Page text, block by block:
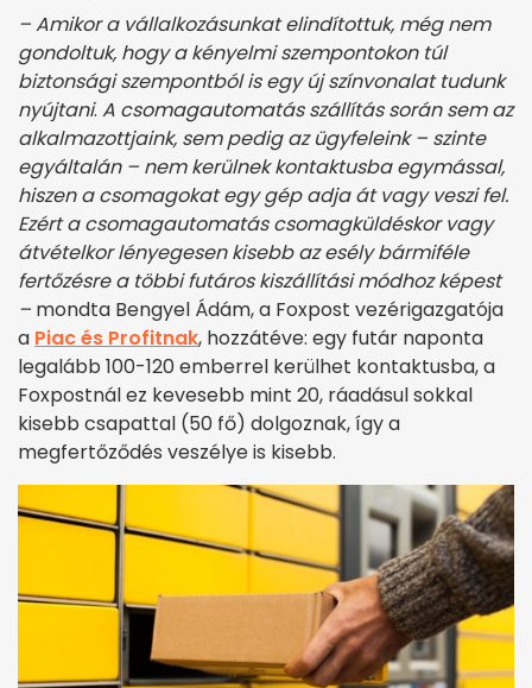
– Amikor a vállalkozásunkat elindítottuk, még nem
gondoltuk, hogy a kényelmi szempontokon túl
biztonsági szempontból is egy új színvonalat tudunk
nyújtani. A csomagautomatás szállítás során sem az
alkalmazottjaink, sem pedig az ügyfeleink – szinte
egyáltalán – nem kerülnek kontaktusba egymással,
hiszen a csomagokat egy gép adja át vagy veszi fel.
Ezért a csomagautomatás csomagküldéskor vagy
átvételkor lényegesen kisebb az esély bármiféle
fertőzésre a többi futáros kiszállítási módhoz képest
– mondta Bengyel Ádám, a Foxpost vezérigazgatója
a Piac és Profitnak, hozzátéve: egy futár naponta
legalább 100-120 emberrel kerülhet kontaktusba, a
Foxpostnál ez kevesebb mint 20, ráadásul sokkal
kisebb csapattal (50 fő) dolgoznak, így a
megfertőződés veszélye is kisebb.